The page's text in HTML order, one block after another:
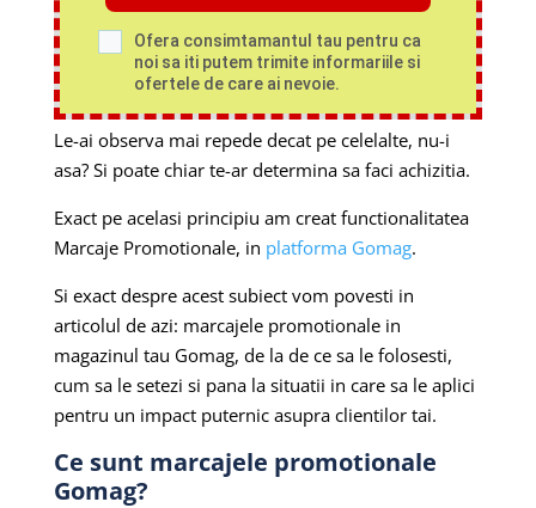
Ofera consimtamantul tau pentru ca
noi sa iti putem trimite informariile si
ofertele de care ai nevoie.
Le-ai observa mai repede decat pe celelalte, nu-i
asa? Si poate chiar te-ar determina sa faci achizitia.
Exact pe acelasi principiu am creat functionalitatea
Marcaje Promotionale, in platforma Gomag.
Si exact despre acest subiect vom povesti in
articolul de azi: marcajele promotionale in
magazinul tau Gomag, de la de ce sa le folosesti,
cum sa le setezi si pana la situatii in care sa le aplici
pentru un impact puternic asupra clientilor tai.
Ce sunt marcajele promotionale
Gomag?